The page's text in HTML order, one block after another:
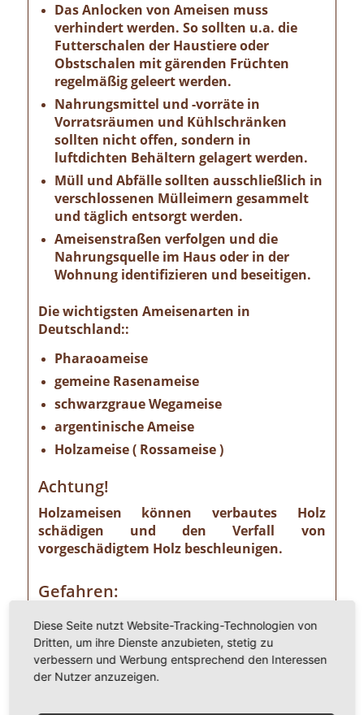
Das Anlocken von Ameisen muss
verhindert werden. So sollten u.a. die
Futterschalen der Haustiere oder
Obstschalen mit gärenden Früchten
regelmäßig geleert werden.
Nahrungsmittel und -vorräte in
Vorratsräumen und Kühlschränken
sollten nicht offen, sondern in
luftdichten Behältern gelagert werden.
Müll und Abfälle sollten ausschließlich in
verschlossenen Mülleimern gesammelt
und täglich entsorgt werden.
Ameisenstraßen verfolgen und die
Nahrungsquelle im Haus oder in der
Wohnung identifizieren und beseitigen.
Die wichtigsten Ameisenarten in
Deutschland::
Pharaoameise
gemeine Rasenameise
schwarzgraue Wegameise
argentinische Ameise
Holzameise ( Rossameise )
Achtung!
Holzameisen können verbautes Holz
schädigen und den Verfall von
vorgeschädigtem Holz beschleunigen.
Gefahren:
Wer Ameisen im eigenen Heim entdeckt,
sollte die Gefahr ernst nehmen. Einige
Ameisenarten sind nämlich Vorrats- und
Materialschädlinge, von denen ein nicht zu
unterschätzendes gesundheitliches und
Diese Seite nutzt Website-Tracking-Technologien von
Dritten, um ihre Dienste anzubieten, stetig zu
verbessern und Werbung entsprechend den Interessen
der Nutzer anzuzeigen.